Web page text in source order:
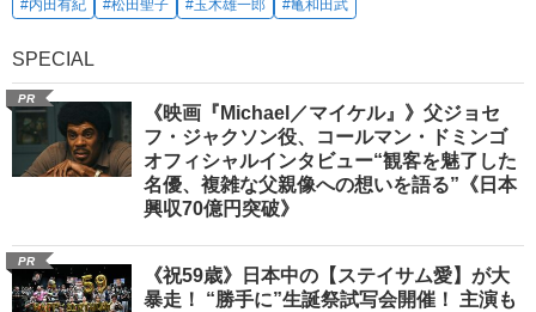
#内田有紀
#松田聖子 #玉木雄一郎 #亀和田武
SPECIAL
PR
《映画『Michael／マイケル』》父ジョセ
フ・ジャクソン役、コールマン・ドミンゴ
オフィシャルインタビュー“観客を魅了した
名優、複雑な父親像への想いを語る”《日本
興収70億円突破》
PR
《祝59歳》日本中の【ステイサム愛】が大
暴走！ “勝手に”生誕祭試写会開催！ 主演も